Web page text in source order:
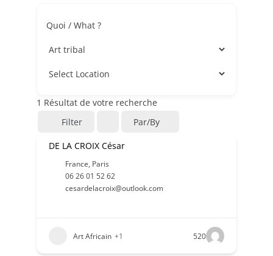
Quoi / What ?
1 Résultat de votre recherche
Filter
Par/by
DE LA CROIX César
France, Paris
06 26 01 52 62
cesardelacroix@outlook.com
Art Africain +1 520